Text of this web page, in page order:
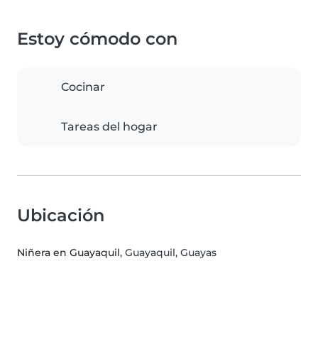
Estoy cómodo con
Cocinar
Tareas del hogar
Ubicación
Niñera en Guayaquil, Guayaquil, Guayas